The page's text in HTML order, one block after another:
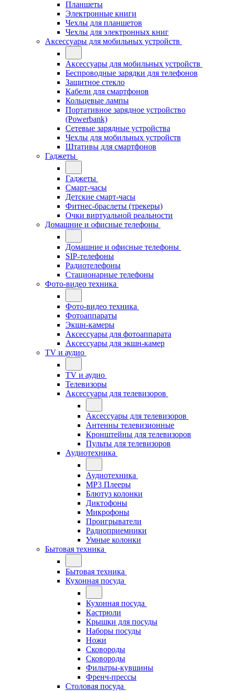
Планшеты
Электронные книги
Чехлы для планшетов
Чехлы для электронных книг
Аксессуары для мобильных устройств
Аксессуары для мобильных устройств
Беспроводные зарядки для телефонов
Защитное стекло
Кабели для смартфонов
Кольцевые лампы
Портативное зарядное устройство
(Powerbank)
Сетевые зарядные устройства
Чехлы для мобильных устройств
Штативы для смартфонов
Гаджеты
Гаджеты
Смарт-часы
Детские смарт-часы
Фитнес-браслеты (трекеры)
Очки виртуальной реальности
Домашние и офисные телефоны
Домашние и офисные телефоны
SIP-телефоны
Радиотелефоны
Стационарные телефоны
Фото-видео техника
Фото-видео техника
Фотоаппараты
Экшн-камеры
Аксессуары для фотоаппарата
Аксессуары для экшн-камер
TV и аудио
TV и аудио
Телевизоры
Аксессуары для телевизоров
Аксессуары для телевизоров
Антенны телевизионные
Кронштейны для телевизоров
Пульты для телевизоров
Аудиотехника
Аудиотехника
MP3 Плееры
Блютуз колонки
Диктофоны
Микрофоны
Проигрыватели
Радиоприемники
Умные колонки
Бытовая техника
Бытовая техника
Кухонная посуда
Кухонная посуда
Кастрюли
Крышки для посуды
Наборы посуды
Ножи
Сковороды
Сковороды
Фильтры-кувшины
Френч-прессы
Столовая посуда